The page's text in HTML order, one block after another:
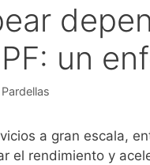
un
a gran escala,
el rendimiento y